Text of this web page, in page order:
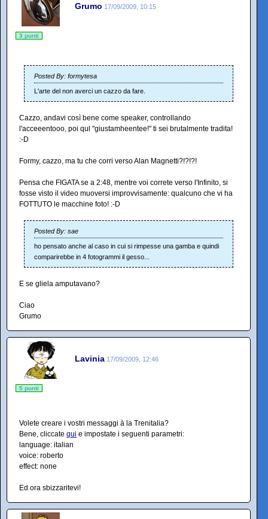
Grumo 17/09/2009, 10:15
3 punti
Posted By: formytesa
L'arte del non averci un cazzo da fare.
Cazzo, andavi così bene come speaker, controllando
l'acceeentooo, poi qul "giustamheentee!" ti sei brutalmente tradita!
:-D
Formy, cazzo, ma tu che corri verso Alan Magnetti?!?!?!
Pensa che FIGATA se a 2:48, mentre voi correte verso l'Infinito, si
fosse visto il video muoversi improvvisamente: qualcuno che vi ha
FOTTUTO le macchine foto! :-D
Posted By: sae
ho pensato anche al caso in cui si rimpesse una gamba e quindi
comparirebbe in 4 fotogrammi il gesso...
E se gliela amputavano?
Ciao
Grumo
Lavinia 17/09/2009, 12:46
5 punti
Volete creare i vostri messaggi à la Trenitalia?
Bene, cliccate qui e impostate i seguenti parametri:
language: italian
voice: roberto
effect: none
Ed ora sbizzaritevi!